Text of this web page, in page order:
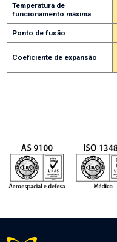
Temperatura de
funcionamento máxima
Ponto de fusão
Coeficiente de expansão